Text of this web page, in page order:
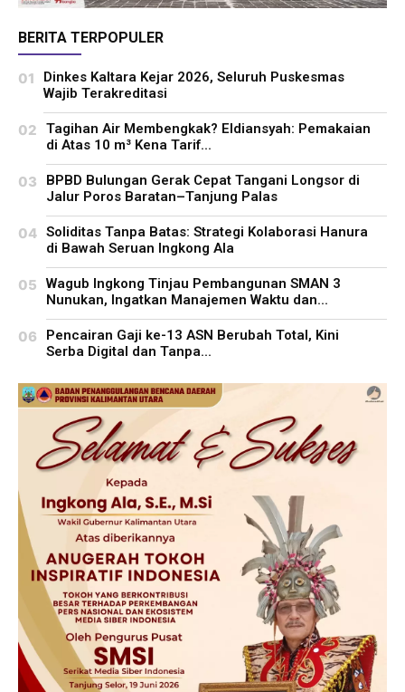
BERITA TERPOPULER
Dinkes Kaltara Kejar 2026, Seluruh Puskesmas
Wajib Terakreditasi
Tagihan Air Membengkak? Eldiansyah: Pemakaian
di Atas 10 m³ Kena Tarif...
BPBD Bulungan Gerak Cepat Tangani Longsor di
Jalur Poros Baratan–Tanjung Palas
Soliditas Tanpa Batas: Strategi Kolaborasi Hanura
di Bawah Seruan Ingkong Ala
Wagub Ingkong Tinjau Pembangunan SMAN 3
Nunukan, Ingatkan Manajemen Waktu dan...
Pencairan Gaji ke-13 ASN Berubah Total, Kini
Serba Digital dan Tanpa...